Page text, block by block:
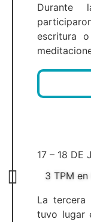
Durante
escritura
17 – 18 DE
3 TPM
La tercera
tuvo lugar